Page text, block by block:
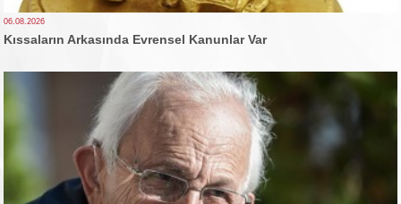
06.08.2026
Kıssaların Arkasında Evrensel Kanunlar Var